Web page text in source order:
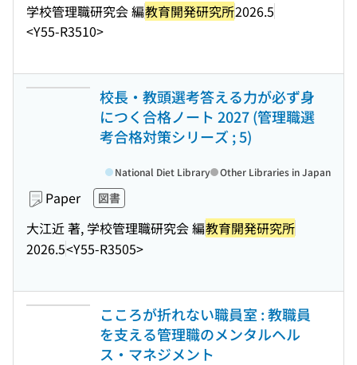
学校管理職研究会 編教育開発研究所2026.5
<Y55-R3510>
校長・教頭選考答える力が必ず身
につく合格ノート 2027 (管理職選
考合格対策シリーズ ; 5)
Paper 図書
大江近 著, 学校管理職研究会 編教育開発研究所
2026.5<Y55-R3505>
National Diet Library Other Libraries in Japan
こころが折れない職員室 : 教職員
を支える管理職のメンタルヘル
ス・マネジメント